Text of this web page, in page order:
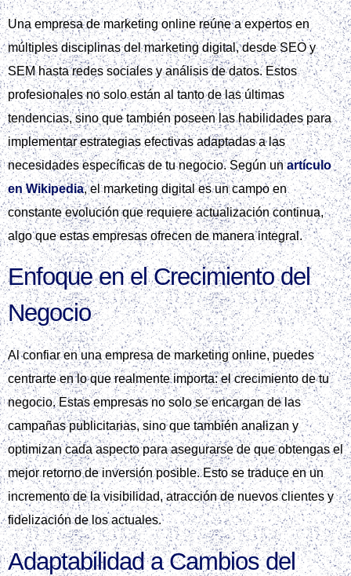
Una empresa de marketing online reúne a expertos en
múltiples disciplinas del marketing digital, desde SEO y
SEM hasta redes sociales y análisis de datos. Estos
profesionales no solo están al tanto de las últimas
tendencias, sino que también poseen las habilidades para
implementar estrategias efectivas adaptadas a las
necesidades específicas de tu negocio. Según unartículo
en Wikipedia, el marketing digital es un campo en
constante evolución que requiere actualización continua,
algo que estas empresas ofrecen de manera integral.
Enfoque en el Crecimiento del
Negocio
Al confiar en una empresa de marketing online, puedes
centrarte en lo que realmente importa: el crecimiento de tu
negocio. Estas empresas no solo se encargan de las
campañas publicitarias, sino que también analizan y
optimizan cada aspecto para asegurarse de que obtengas el
mejor retorno de inversión posible. Esto se traduce en un
incremento de la visibilidad, atracción de nuevos clientes y
fidelización de los actuales.
Adaptabilidad a Cambios del